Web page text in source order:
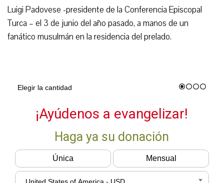
Luigi Padovese -presidente de la Conferencia Episcopal
Turca – el 3 de junio del año pasado, a manos de un
fanático musulmán en la residencia del prelado.